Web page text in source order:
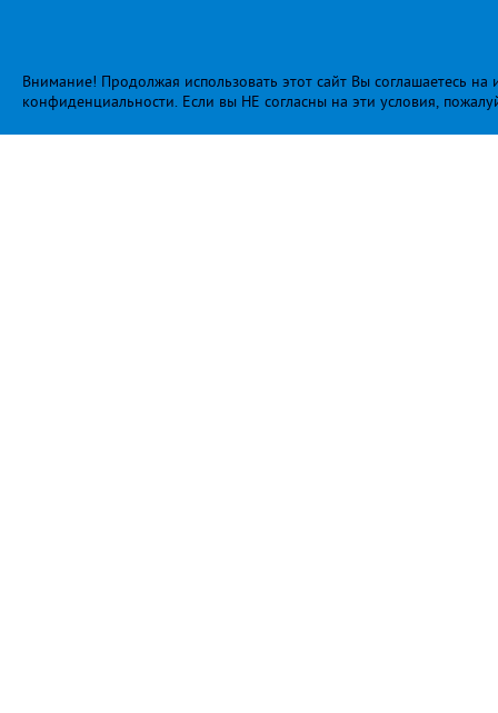
Внимание! Продолжая использовать этот сайт Вы соглашаетесь
конфиденциальности. Если вы НЕ согласны на эти условия,